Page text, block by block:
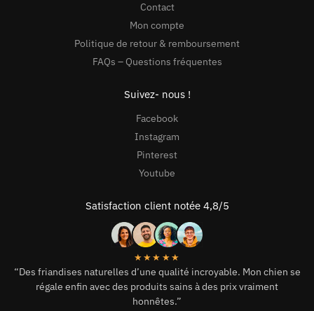
Contact
Mon compte
Politique de retour & remboursement
FAQs – Questions fréquentes
Suivez- nous !
Facebook
Instagram
Pinterest
Youtube
Satisfaction client notée 4,8/5
★★★★★
“Des friandises naturelles d’une qualité incroyable. Mon chien se
régale enfin avec des produits sains à des prix vraiment
honnêtes.”